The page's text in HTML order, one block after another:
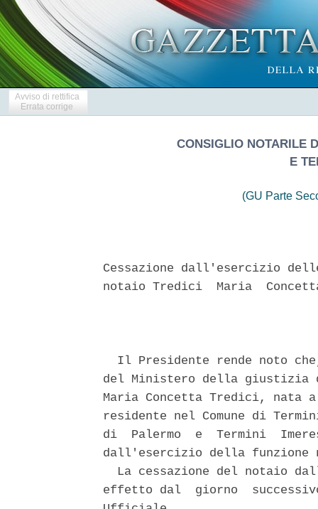
Avviso di rettifica
Errata corrige
CONSIGLIO NOTARILE
E
(GU Parte
Cessazione dall'esercizio
notaio Tredici  Maria
Il Presidente rende noto
del Ministero della giustizia
Maria Concetta Tredici, nata
residente nel Comune di
di  Palermo  e  Termini
dall'esercizio della
La cessazione del notaio
effetto dal  giorno